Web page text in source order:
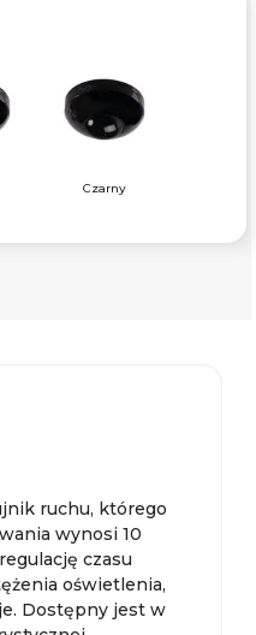
Czarny
ruchu, którego
wynosi 10
czasu
oświetlenia,
Dostępny jest w